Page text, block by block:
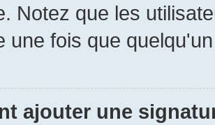
Notez que les
une fois que
ajouter une